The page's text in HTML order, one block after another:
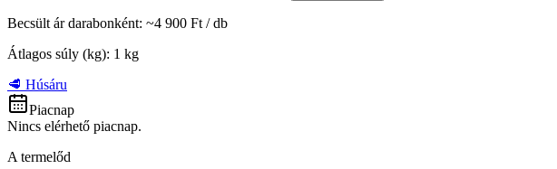
Becsült ár darabonként: ~4 900 Ft /db
Átlagos súly (kg): 1 kg
🥩 Húsáru
Piacnap
Nincs elérhető piacnap.
A termelőd